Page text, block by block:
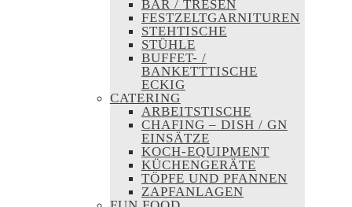
BAR / TRESEN
FESTZELTGARNITUREN
STEHTISCHE
STÜHLE
BUFFET- /
BANKETTTISCHE
ECKIG
CATERING
ARBEITSTISCHE
CHAFING – DISH / GN
EINSÄTZE
KOCH-EQUIPMENT
KÜCHENGERÄTE
TÖPFE UND PFANNEN
ZAPFANLAGEN